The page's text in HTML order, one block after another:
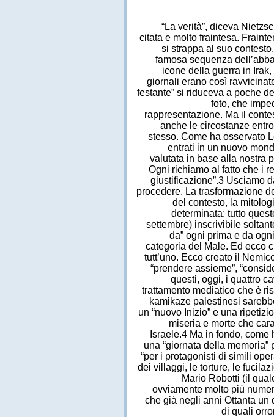
“La verità”, diceva
citata e molto fraintesa.
si strappa al suo
famosa sequenza
icone della guerra in
giornali erano così
festante” si riduceva a poche
foto, che
rappresentazione. Ma il
anche le circostanze
stesso. Come ha osservato
entrati in un nuovo
valutata in base alla nostra
Ogni richiamo al fatto che i
giustificazione”.3 Usciamo
procedere. La trasformazione
del contesto, la
determinata: tutto
settembre) inscrivibile
da” ogni prima e da
categoria del Male. Ed ecco
tutt’uno. Ecco creato il
“prendere assieme”,
questi, oggi, i quattro
trattamento mediatico che è
kamikaze palestinesi
un “nuovo Inizio” e una
miseria e morte che
Israele.4 Ma in fondo,
una “giornata della
“per i protagonisti di simili
dei villaggi, le torture, le
Mario Robotti (il
ovviamente molto più
che già negli anni Ottanta un
di quali